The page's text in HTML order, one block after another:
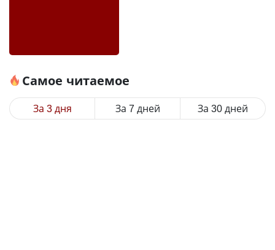
Самое читаемое
За 3 дня За 7 дней За 30 дней